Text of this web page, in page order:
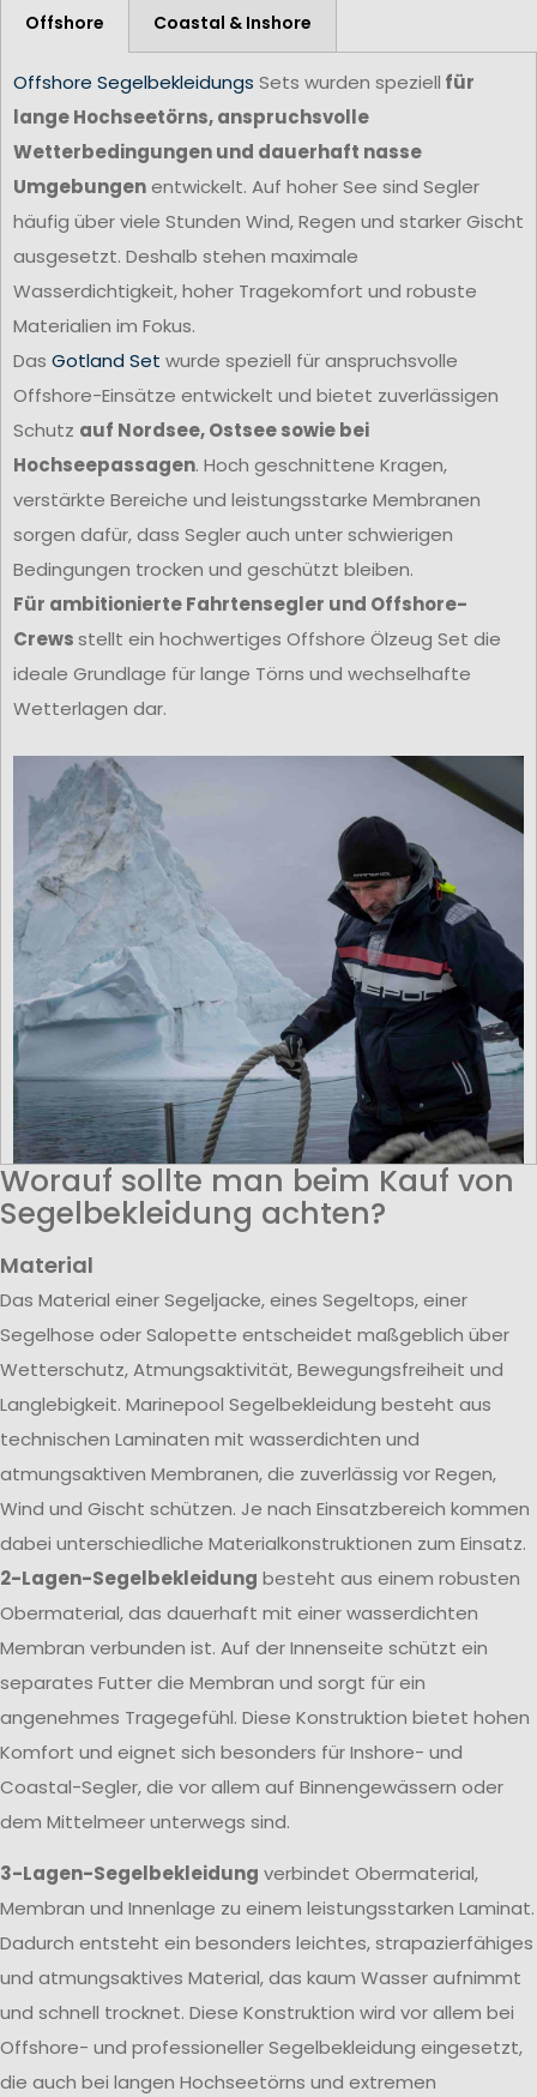
Offshore Coastal & Inshore
Offshore Segelbekleidungs Sets wurden speziell für
lange Hochseetörns, anspruchsvolle
Wetterbedingungen und dauerhaft nasse
Umgebungenentwickelt. Auf hoher See sind Segler
häufig über viele Stunden Wind, Regen und starker Gischt
ausgesetzt. Deshalb stehen maximale
Wasserdichtigkeit, hoher Tragekomfort und robuste
Materialien im Fokus.
Das Gotland Set wurde speziell für anspruchsvolle
Offshore-Einsätze entwickelt und bietet zuverlässigen
Schutz auf Nordsee, Ostsee sowie bei
Hochseepassagen. Hoch geschnittene Kragen,
verstärkte Bereiche und leistungsstarke Membranen
sorgen dafür, dass Segler auch unter schwierigen
Bedingungen trocken und geschützt bleiben.
Für ambitionierte Fahrtensegler und Offshore-
Crewsstellt ein hochwertiges Offshore Ölzeug Set die
ideale Grundlage für lange Törns und wechselhafte
Wetterlagen dar.
Worauf sollte man beim Kauf von
Segelbekleidung achten?
Material
Das Material einer Segeljacke, eines Segeltops, einer
Segelhose oder Salopette entscheidet maßgeblich über
Wetterschutz, Atmungsaktivität, Bewegungsfreiheit und
Langlebigkeit. Marinepool Segelbekleidung besteht aus
technischen Laminaten mit wasserdichten und
atmungsaktiven Membranen, die zuverlässig vor Regen,
Wind und Gischt schützen. Je nach Einsatzbereich kommen
dabei unterschiedliche Materialkonstruktionen zum Einsatz.
2-Lagen-Segelbekleidung besteht aus einem robusten
Obermaterial, das dauerhaft mit einer wasserdichten
Membran verbunden ist. Auf der Innenseite schützt ein
separates Futter die Membran und sorgt für ein
angenehmes Tragegefühl. Diese Konstruktion bietet hohen
Komfort und eignet sich besonders für Inshore- und
Coastal-Segler, die vor allem auf Binnengewässern oder
dem Mittelmeer unterwegs sind.
3-Lagen-Segelbekleidung verbindet Obermaterial,
Membran und Innenlage zu einem leistungsstarken Laminat.
Dadurch entsteht ein besonders leichtes, strapazierfähiges
und atmungsaktives Material, das kaum Wasser aufnimmt
und schnell trocknet. Diese Konstruktion wird vor allem bei
Offshore- und professioneller Segelbekleidung eingesetzt,
die auch bei langen Hochseetörns und extremen